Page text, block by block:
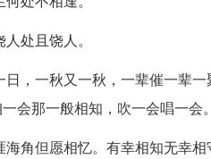
处且饶人。
一秋又一秋，一辈催一辈一
会那一般相知，吹一会唱一会。
但愿相忆。有幸相知无幸相